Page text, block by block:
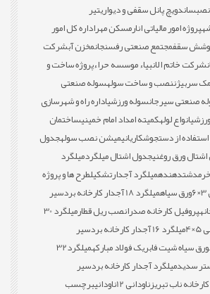
ساندویچ پانل سقفی و دیواریتیر
پروژه امور مالیاتی انارمسکن مهراداره کل امور
سقفمجتمع صنعتی رفسنجانمخزن آبشرکت
شرکت خاتم الانبیاء موسسه حراءپروژه ساخت و
سربیژننصب و ساخت سولهسوله صنعتی
صنعتی سیرجانسوله ورزشیاداره راه و شهرسازی
انواع لولهکمیته امداد امام خمینیساختمان
از دستجوشکاریانیمیشن نصب سولهجدول
ورق روغنیجدول اشتال میلگردمیلگرد
دهندهمیلگرد آجدارتشکیلطرح ها و پروژه
ورق سیاه
میلگرد 18 آجدار کارخانه بردسیر
پروفیل کارخانه صدرانصب ریل قطار
میلگرد 30
میلگرد 16 آجدار کارخانه بردسیر
ورق سیاه شیت فابریک فولاد مبارکه
میلگرد32
سدیدمیلگرد آجدار کارخانه بردسیر
ناودانی 12 ناودانیبرچسب